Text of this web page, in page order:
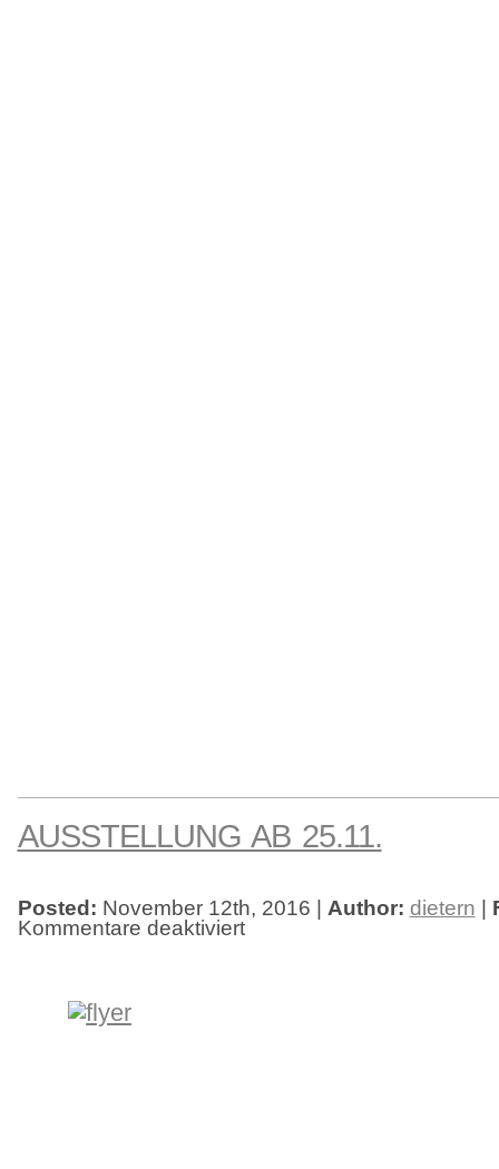
AUSSTELLUNG AB 25.11.
Posted: November 12th, 2016 | Author: dietern
Kommentare deaktiviertfür
Ausstellung